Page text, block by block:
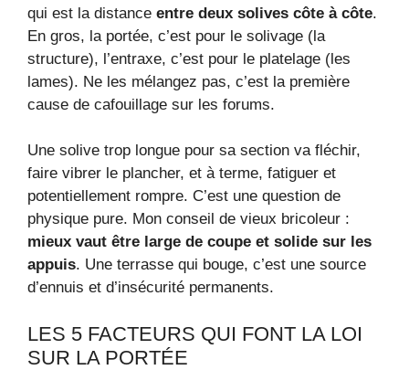
qui est la distance entre deux solives côte à côte.
En gros, la portée, c’est pour le solivage (la
structure), l’entraxe, c’est pour le platelage (les
lames). Ne les mélangez pas, c’est la première
cause de cafouillage sur les forums.
Une solive trop longue pour sa section va fléchir,
faire vibrer le plancher, et à terme, fatiguer et
potentiellement rompre. C’est une question de
physique pure. Mon conseil de vieux bricoleur :
mieux vaut être large de coupe et solide sur les
appuis. Une terrasse qui bouge, c’est une source
d’ennuis et d’insécurité permanents.
LES 5 FACTEURS QUI FONT LA LOI
SUR LA PORTÉE